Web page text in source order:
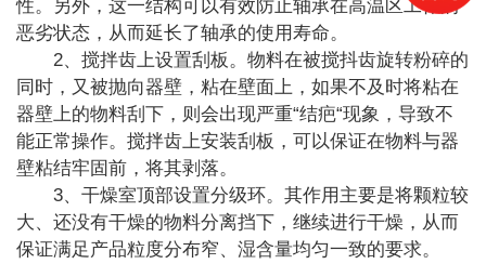
性。另外，这一结构可以有效防止轴承在高温区工作的
恶劣状态，从而延长了轴承的使用寿命。
2、搅拌齿上设置刮板。物料在被搅抖齿旋转粉碎的
同时，又被抛向器壁，粘在壁面上，如果不及时将粘在
器壁上的物料刮下，则会出现严重“结疤“现象，导致不
能正常操作。搅拌齿上安装刮板，可以保证在物料与器
壁粘结牢固前，将其剥落。
3、干燥室顶部设置分级环。其作用主要是将颗粒较
大、还没有干燥的物料分离挡下，继续进行干燥，从而
保证满足产品粒度分布窄、湿含量均匀一致的要求。